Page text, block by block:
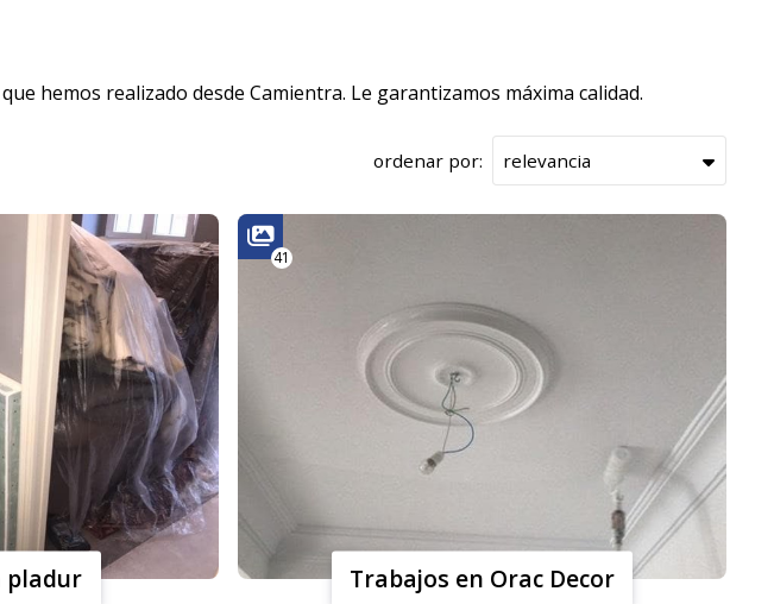
hemos realizado desde Camientra. Le garantizamos máxima calidad.
ordenar por:
pladur Trabajos en Orac Decor
41